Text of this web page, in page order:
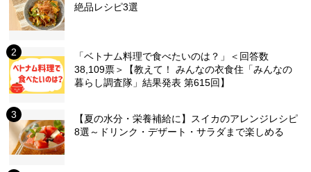
絶品レシピ3選
「ベトナム料理で食べたいのは？」＜回答数
38,109票＞【教えて！ みんなの衣食住「みんなの
暮らし調査隊」結果発表 第615回】
【夏の水分・栄養補給に】スイカのアレンジレシピ
8選～ドリンク・デザート・サラダまで楽しめる